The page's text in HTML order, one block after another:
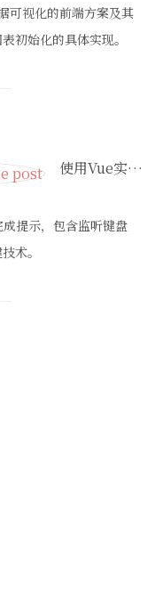
可视化的前端方案及其
初始化的具体实现。
使用Vue实现文本自动完成(快捷回复)
提示，包含监听键盘
术。